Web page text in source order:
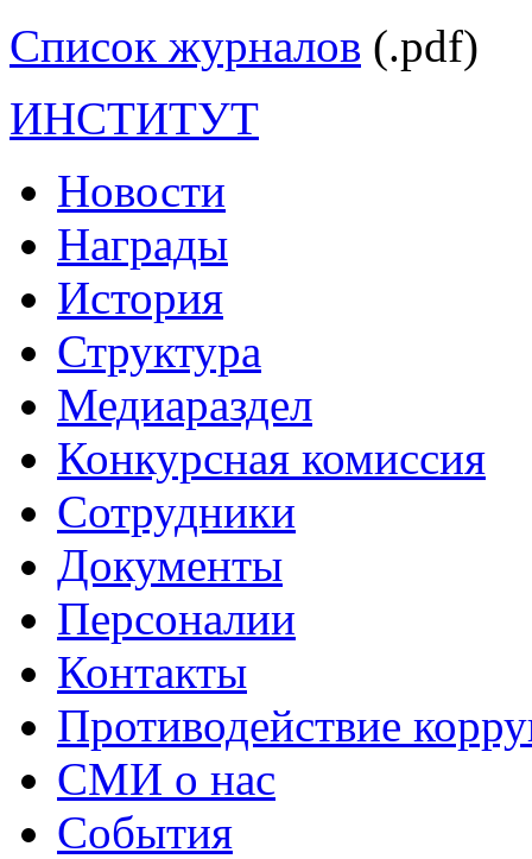
Список журналов (.pdf)
ИНСТИТУТ
Новости
Награды
История
Структура
Медиараздел
Конкурсная комиссия
Сотрудники
Документы
Персоналии
Контакты
Противодействие
СМИ о нас
События